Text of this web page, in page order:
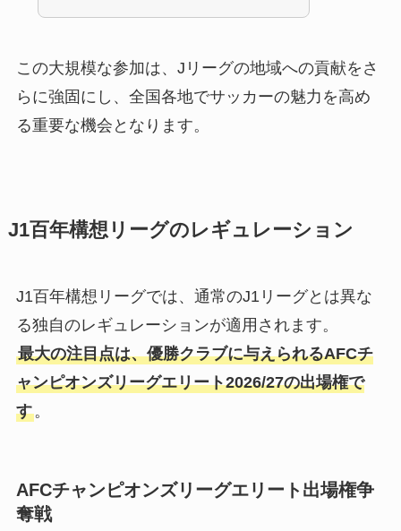
この大規模な参加は、Jリーグの地域への貢献をさ
らに強固にし、全国各地でサッカーの魅力を高め
る重要な機会となります。
J1百年構想リーグのレギュレーション
J1百年構想リーグでは、通常のJ1リーグとは異な
る独自のレギュレーションが適用されます。
最大の注目点は、優勝クラブに与えられるAFCチ
ャンピオンズリーグエリート2026/27の出場権で
す。
AFCチャンピオンズリーグエリート出場権争
奪戦